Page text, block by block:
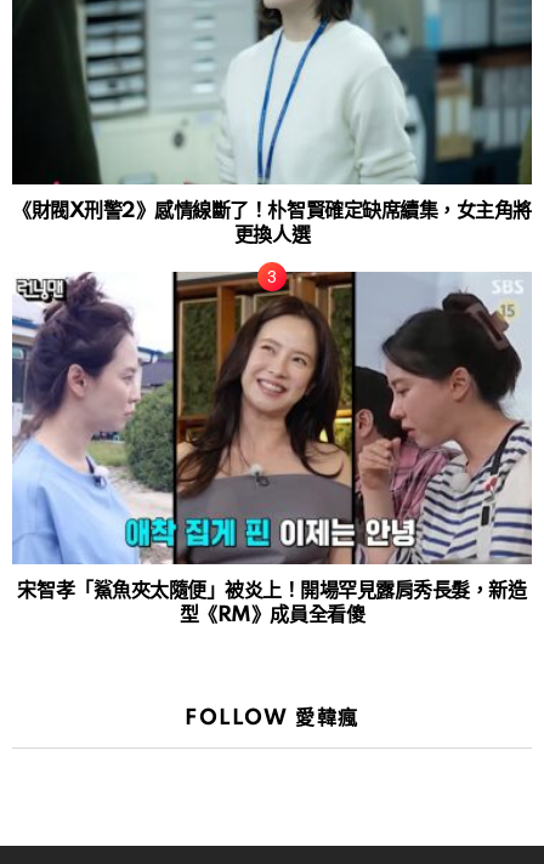
《財閥X刑警2》感情線斷了！朴智賢確定缺席續集，女主角將
更換人選
宋智孝「鯊魚夾太隨便」被炎上！開場罕見露肩秀長髮，新造
型《RM》成員全看傻
FOLLOW 愛韓瘋